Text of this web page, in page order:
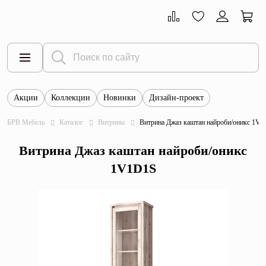
Все товары
Тумбы
Шкафы
Акции Коллекции Новинки Дизайн-проект
БРВ Мебель Каталог Витрины Витрина Джаз каштан найроби/оникс
Витрина Джаз каштан найроби/оникс
1V1D1S